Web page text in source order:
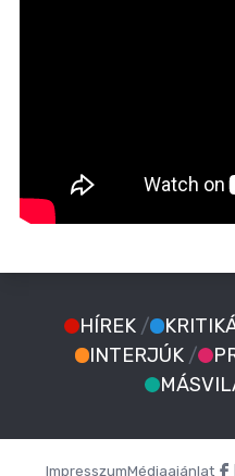
HÍREK /
INTERJÚK /
ImpresszumMédiaajánlat